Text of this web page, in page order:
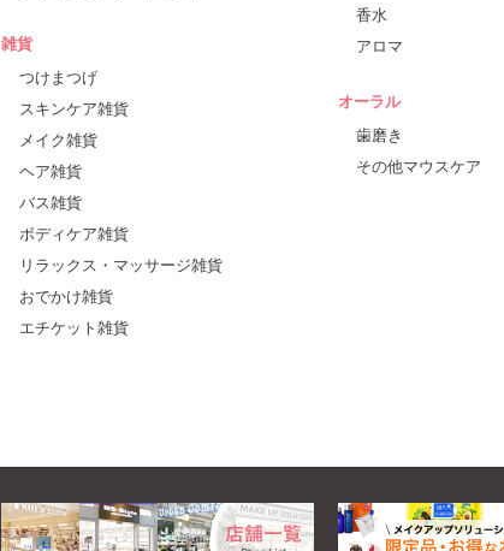
香水
アロマ
雑貨
つけまつげ
スキンケア雑貨
メイク雑貨
ヘア雑貨
バス雑貨
ボディケア雑貨
リラックス・マッサージ雑貨
おでかけ雑貨
エチケット雑貨
オーラル
歯磨き
その他マウスケア